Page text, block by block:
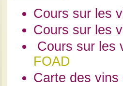
Cours sur les
Cours sur les
Cours sur les
FOAD
Carte des vins